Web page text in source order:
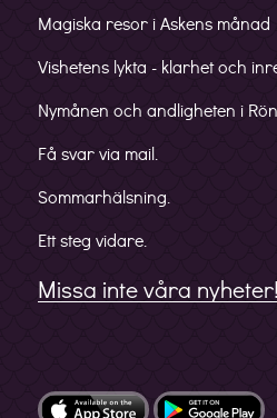
Magiska resor i Askens
Vishetens lykta - klarhet och
Nymånen och andligheten i
Få svar via mail.
Sommarhälsning.
Ett steg vidare.
Missa inte våra nyheter!